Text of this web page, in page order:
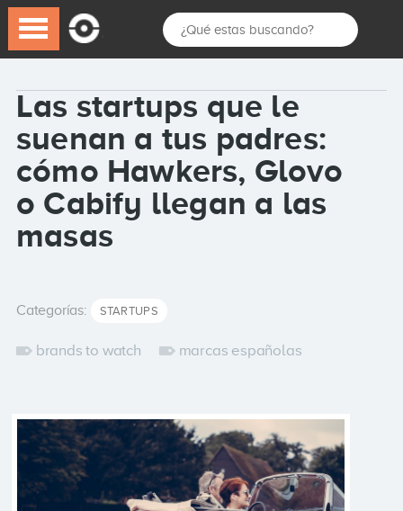
Las startups que le
suenan a tus padres:
cómo Hawkers, Glovo
o Cabify llegan a las
masas
Categorías: STARTUPS
brands to watch marcas españolas